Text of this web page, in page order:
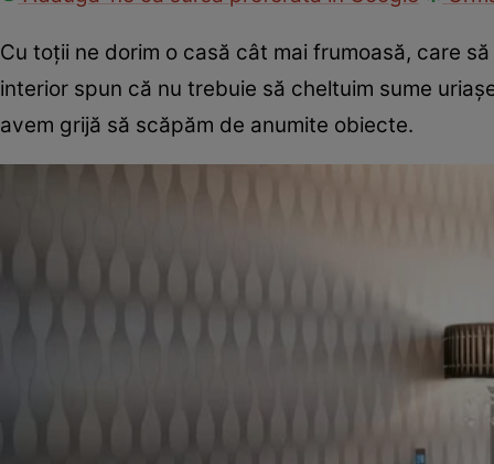
Cu toții ne dorim o casă cât mai frumoasă, care
interior spun că nu trebuie să cheltuim sume
avem grijă să scăpăm de anumite obiecte.